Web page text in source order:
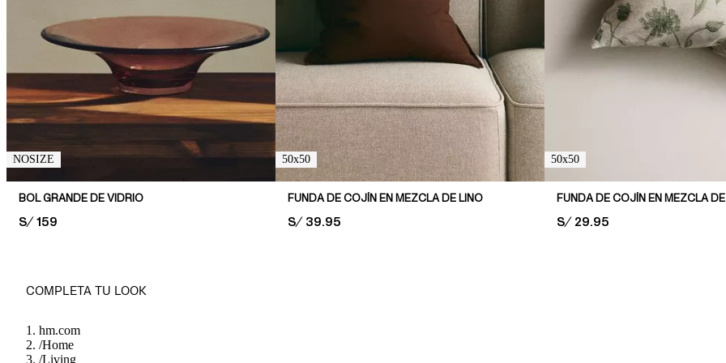
NOSIZE
BOL GRANDE DE VIDRIO
PRICE:
S/ 159
50x50
FUNDA DE COJÍN EN MEZCLA DE LINO
PRICE:
S/ 39.95
50x50
FUNDA DE COJÍN EN MEZCLA
PRICE:
S/ 29.95
COMPLETA TU LOOK
hm.com
/Home
/Living